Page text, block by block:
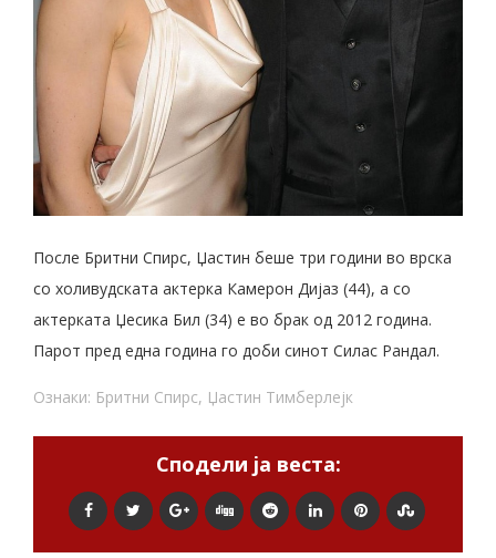
После Бритни Спирс, Џастин беше три години во врска
со холивудската актерка Камерон Дијаз (44), а со
актерката Џесика Бил (34) е во брак од 2012 година.
Парот пред една година го доби синот Силас Рандал.
Ознаки: Бритни Спирс, Џастин Тимберлејк
Сподели ја веста: